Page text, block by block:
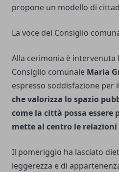
propone un modello di
La voce del Consiglio
Alla cerimonia è intervenuta
Consiglio comunale Maria
espresso soddisfazione per
che valorizza lo spazio
come la città possa essere
mette al centro le
Il pomeriggio ha lasciato
leggerezza e di